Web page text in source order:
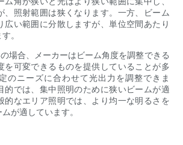
、照射範囲は狭くなります。一方、ビーム
広い範囲に分散しますが、単位空間あたり
。
場合、メーカーはビーム角度を調整できる
を可変できるものを提供していることが多
のニーズに合わせて光出力を調整できま
的では、集中照明のために狭いビームが適
的なエリア照明では、より均一な明るさを
が適しています。